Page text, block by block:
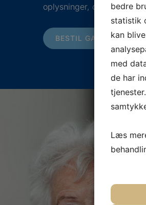
oplysninger, og vi vender
BESTIL GAVEKORT
bedre
statistik
kan
med
de har
Læs